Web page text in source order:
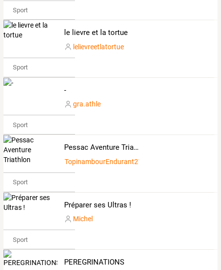
Sport
le lievre et la tortue
lelievreetlatortue
Sport
-
gra.athle
Sport
Pessac Aventure Triathlon
TopinambourEndurant2149258
Sport
Préparer ses Ultras !
Michel
Sport
PEREGRINATIONS